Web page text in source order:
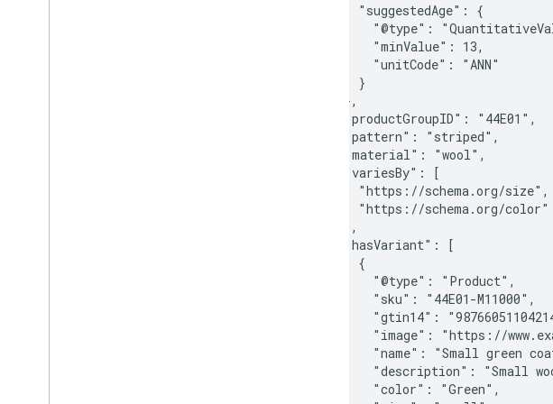
          "suggestedAge": {
"@type":
            "minValue": 13,
            "unitCode": "ANN"
          }
        },
        "productGroupID": "44E01",
        "pattern": "striped",
        "material": "wool",
        "variesBy": [
          "https://schema.org/size",
          "https://schema.org/color"
        ],
        "hasVariant": [
          {
            "@type": "Product",
            "sku": "44E01-M11000",
"gtin14":
"image": "https://
"name": "Small green
"description": "Small
            "color": "Green",